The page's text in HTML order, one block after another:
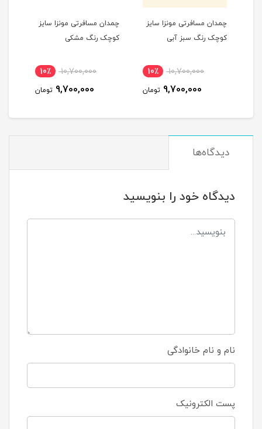
چمدان مسافرتی مونزا سایز
کوچک رنگ سبز آبی
10,700,000 10٪
9,700,000 تومان
چمدان مسافرتی مونزا سایز
کوچک رنگ مشکی
10,700,000 10٪
9,700,000 تومان
دیدگاه‌ها
دیدگاه خود را بنویسید
نام و نام خانوادگی
پست الکترونیک